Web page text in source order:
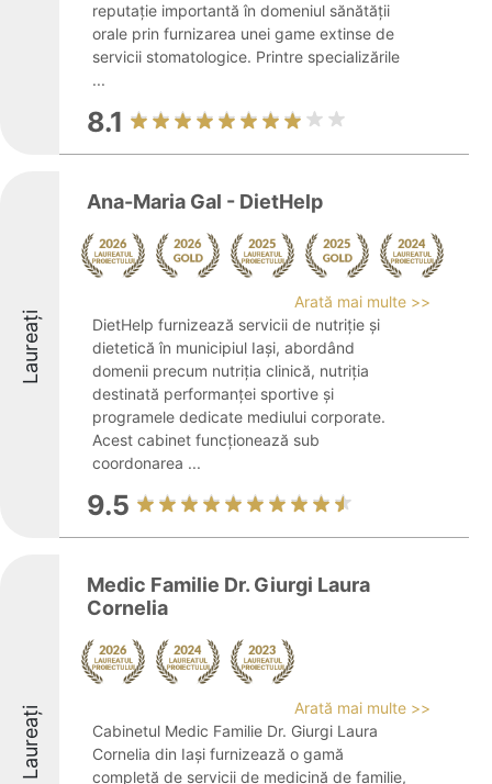
reputație importantă în domeniul sănătății
orale prin furnizarea unei game extinse de
servicii stomatologice. Printre specializările
...
8.1
Laureați
Ana-Maria Gal - DietHelp
Arată mai multe >>
DietHelp furnizează servicii de nutriție și
dietetică în municipiul Iași, abordând
domenii precum nutriția clinică, nutriția
destinată performanței sportive și
programele dedicate mediului corporate.
Acest cabinet funcționează sub
coordonarea ...
9.5
Laureați
Medic Familie Dr. Giurgi Laura
Cornelia
Arată mai multe >>
Cabinetul Medic Familie Dr. Giurgi Laura
Cornelia din Iași furnizează o gamă
completă de servicii de medicină de familie,